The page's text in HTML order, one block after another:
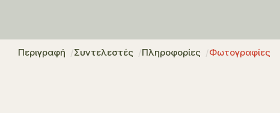
Περιγραφή Συντελεστές Πληροφορίες Φωτογραφίες